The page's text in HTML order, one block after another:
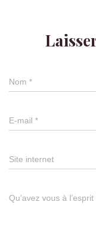
Nom *
E-mail *
Site internet
Qu’avez vous à l’esprit